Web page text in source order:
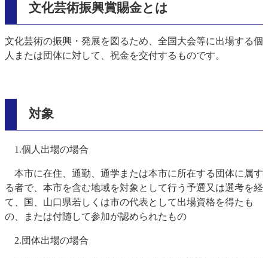
文化芸術振興賞賜金とは
文化芸術の振興・発展を図るため、全国大会等に出場する個
人または団体に対して、祝金を交付するものです。
対象
1.個人出場の場合
本市に在住、通勤、通学または本市に所在する団体に属す
る者で、本市を含む地域を対象として行う予選又は選考を経
て、国、山口県若しくは市の代表として出場資格を得たも
の、または付随して参加が認められたもの
2.団体出場の場合